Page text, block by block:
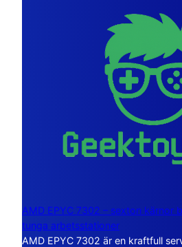
AMD EPYC 7302 – sexton kärnor
tunga arbetsstationer
AMD EPYC 7302 är en kraftfull